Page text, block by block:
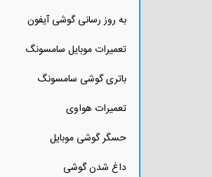
به روز رسانی گوشی آیفون
تعمیرات موبایل سامسونگ
باتری گوشی سامسونگ
تعمیرات هواوی
حسگر گوشی موبایل
داغ شدن گوشی